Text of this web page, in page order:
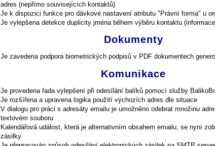
adres (nepřímo souvisejících kontaktů)
Je k dispozici funkce pro dávkové nastavení atributu "Právní forma" u
Je vylepšena detekce duplicity jména během výběru kontaktu
Dokumenty
Je zavedena podpora biometrických podpisů v PDF dokumentech
Komunikace
Je provedena řada vylepšení při odesílání balíků pomocí služby
Je rozšířena a upravena logika použití výchozích adres dle situace
V dialogu pro práci s adresáty emailu je umožněno odebrat množinu
textovém souboru
Kalendářová událost, která je alternativním obsahem emailu, se nyní
zásilky